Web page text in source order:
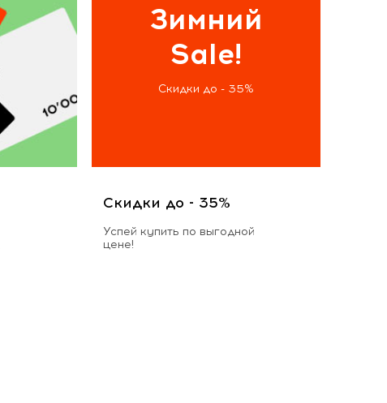
Зимний
Sale!
Скидки до - 35%
Скидки до - 35%
Успей купить по выгодной
цене!